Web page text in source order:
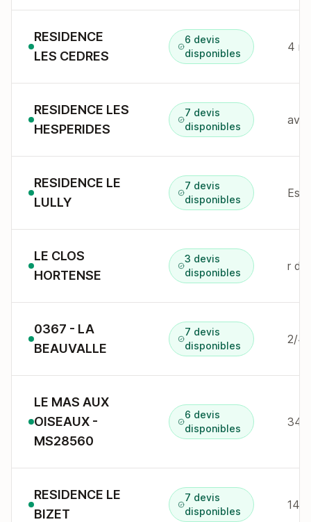
RESIDENCE
LES CEDRES
6 devis
disponibles
4 r
RESIDENCE LES
HESPERIDES
7 devis
disponibles
av
RESIDENCE LE
LULLY
7 devis
disponibles
LE CLOS
HORTENSE
3 devis
disponibles
0367 - LA
BEAUVALLE
7 devis
disponibles
LE MAS AUX
OISEAUX -
MS28560
6 devis
disponibles
RESIDENCE LE
BIZET
7 devis
disponibles
14